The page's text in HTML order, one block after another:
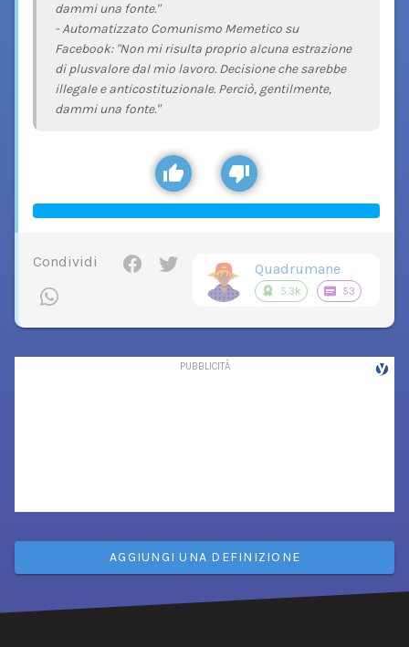
dammi una fonte."
- Automatizzato Comunismo Memetico su
Facebook: "Non mi risulta proprio alcuna estrazione
di plusvalore dal mio lavoro. Decisione che sarebbe
illegale e anticostituzionale. Perciò, gentilmente,
dammi una fonte."
Condividi Quadrumane
5.3k 53
AGGIUNGI UNA DEFINIZIONE